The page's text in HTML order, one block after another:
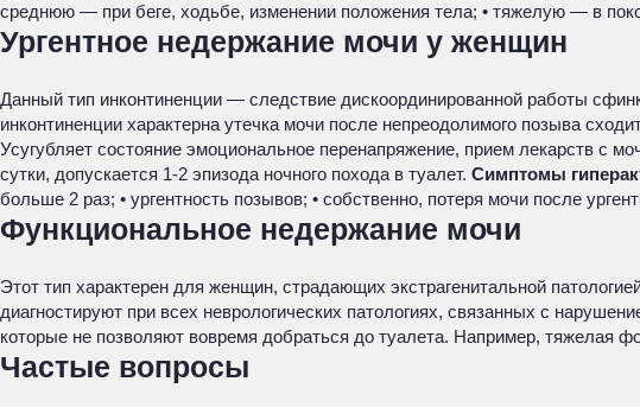
среднюю — при беге, ходьбе, изменении положения тела; • тяжелую — в
Ургентное недержание мочи у женщин
Данный тип инконтиненции — следствие дискоординированной работы
инконтиненции характерна утечка мочи после непреодолимого позыва
Усугубляет состояние эмоциональное перенапряжение, прием лекарств с
сутки, допускается 1-2 эпизода ночного похода в туалет. Симптомы
больше 2 раз; • ургентность позывов; • собственно, потеря мочи после
Функциональное недержание мочи
Этот тип характерен для женщин, страдающих экстрагенитальной
диагностируют при всех неврологических патологиях, связанных с
которые не позволяют вовремя добраться до туалета. Например, тяжелая
Частые вопросы